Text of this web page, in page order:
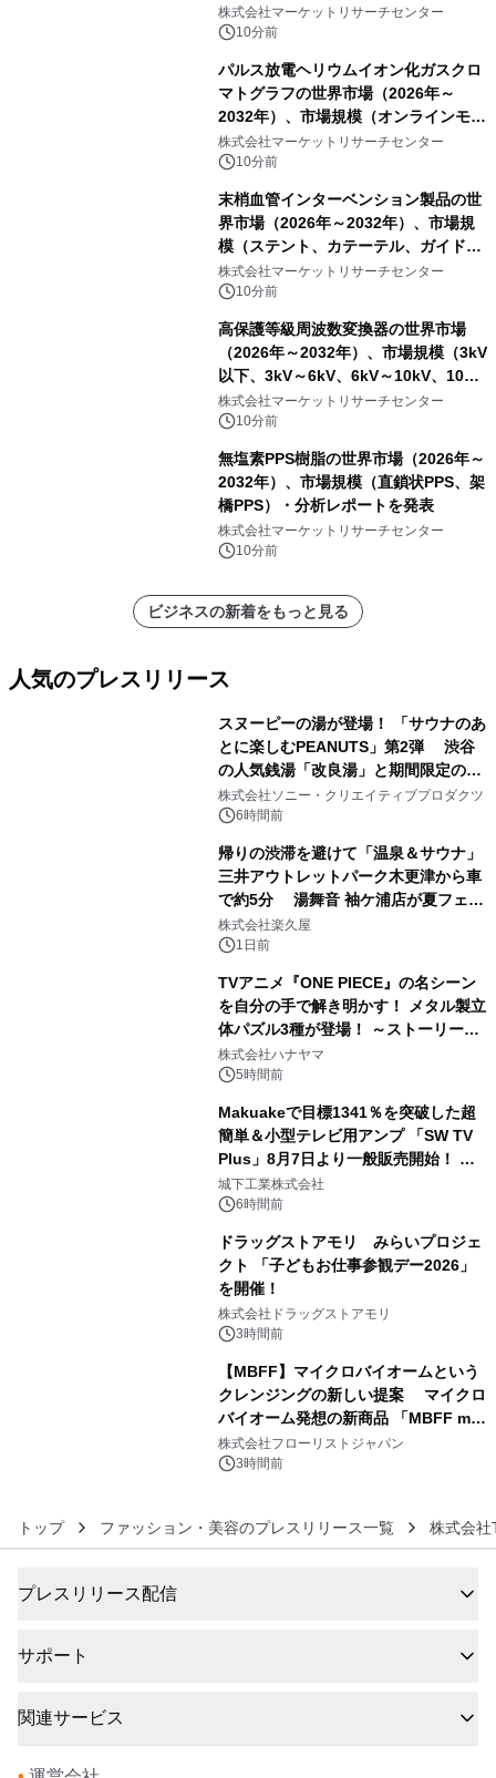
（GMR））・分析レポートを発表
株式会社マーケットリサーチセンター
10分前
パルス放電ヘリウムイオン化ガスクロ
マトグラフの世界市場（2026年～
2032年）、市場規模（オンラインモニ
タリング型、ラボラトリー型）・分析
レポートを発表
株式会社マーケットリサーチセンター
10分前
末梢血管インターベンション製品の世
界市場（2026年～2032年）、市場規
模（ステント、カテーテル、ガイドワ
イヤー、シース、下大静脈フィルタ
ー、その他）・分析レポートを発表
株式会社マーケットリサーチセンター
10分前
高保護等級周波数変換器の世界市場
（2026年～2032年）、市場規模（3kV
以下、3kV～6kV、6kV～10kV、10kV
超）・分析レポートを発表
株式会社マーケットリサーチセンター
10分前
無塩素PPS樹脂の世界市場（2026年～
2032年）、市場規模（直鎖状PPS、架
橋PPS）・分析レポートを発表
株式会社マーケットリサーチセンター
10分前
ビジネスの新着をもっと見る
人気のプレスリリース
スヌーピーの湯が登場！ 「サウナのあ
とに楽しむPEANUTS」第2弾 渋谷
の人気銭湯「改良湯」と期間限定のコ
ラボレーション サウナイキタイコラ
ボグッズも発売決定！
株式会社ソニー・クリエイティブプロダクツ
6時間前
帰りの渋滞を避けて「温泉＆サウナ」
三井アウトレットパーク木更津から車
で約5分 湯舞音 袖ケ浦店が夏フェア
メニューを提供
株式会社楽久屋
1日前
TVアニメ『ONE PIECE』の名シーン
を自分の手で解き明かす！ メタル製立
体パズル3種が登場！ ～ストーリーと
ギミックが融合した 大人の体験型パズ
ルが8月7日(金)12時より先行予約受付
株式会社ハナヤマ
5時間前
Makuakeで目標1341％を突破した超
簡単＆小型テレビ用アンプ 「SW TV
Plus」8月7日より一般販売開始！ ケ
ーブル1本つなぐだけ、テレビの音が
ぐっと豊かに
城下工業株式会社
6時間前
ドラッグストアモリ みらいプロジェ
クト 「子どもお仕事参観デー2026」
を開催！
株式会社ドラッグストアモリ
3時間前
【MBFF】マイクロバイオームという
クレンジングの新しい提案 マイクロ
バイオーム発想の新商品 「MBFF mb
クレンジングPRO」を2026年8月6日
発売
株式会社フローリストジャパン
3時間前
トップ ファッション・美容のプレスリリース一覧 株式会社
プレスリリース配信
サポート
関連サービス